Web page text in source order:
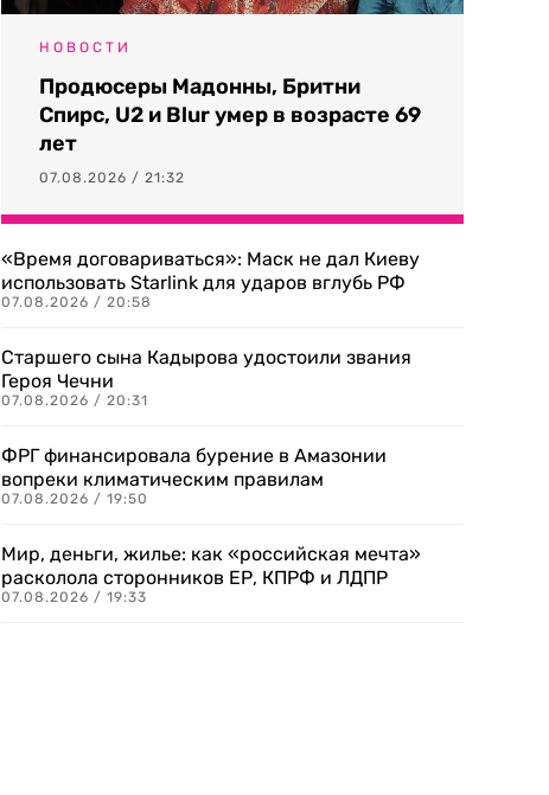
НОВОСТИ
Продюсеры Мадонны, Бритни
Спирс, U2 и Blur умер в возрасте 69
лет
07.08.2026 / 21:32
«Время договариваться»: Маск не дал Киеву
использовать Starlink для ударов вглубь РФ
07.08.2026 / 20:58
Старшего сына Кадырова удостоили звания
Героя Чечни
07.08.2026 / 20:31
ФРГ финансировала бурение в Амазонии
вопреки климатическим правилам
07.08.2026 / 19:50
Мир, деньги, жилье: как «российская мечта»
расколола сторонников ЕР, КПРФ и ЛДПР
07.08.2026 / 19:33